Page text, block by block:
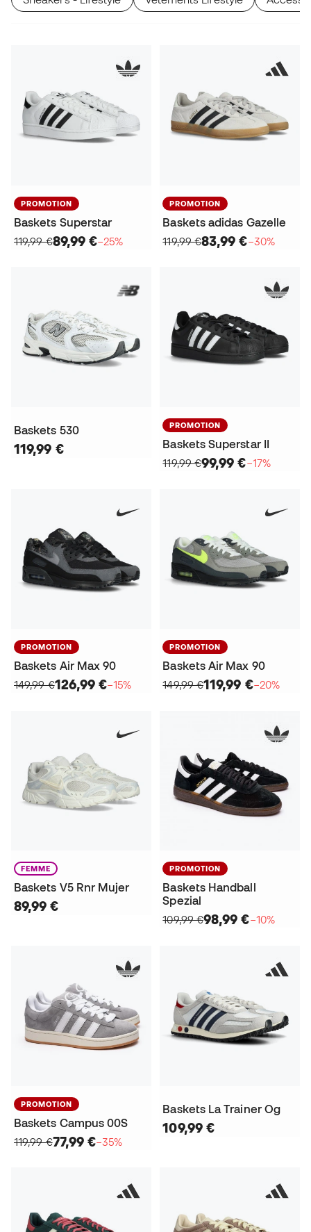
PROMOTION
Baskets Superstar
119,99 €89,99 €−25%
PROMOTION
Baskets adidas Gazelle
119,99 €83,99 €−30%
Baskets 530
119,99 €
PROMOTION
Baskets Superstar II
119,99 €99,99 €−17%
PROMOTION
Baskets Air Max 90
149,99 €126,99 €−15%
PROMOTION
Baskets Air Max 90
149,99 €119,99 €−20%
FEMME
Baskets V5 Rnr Mujer
89,99 €
PROMOTION
Baskets Handball
Spezial
109,99 €98,99 €−10%
PROMOTION
Baskets Campus 00S
119,99 €77,99 €−35%
Baskets La Trainer Og
109,99 €